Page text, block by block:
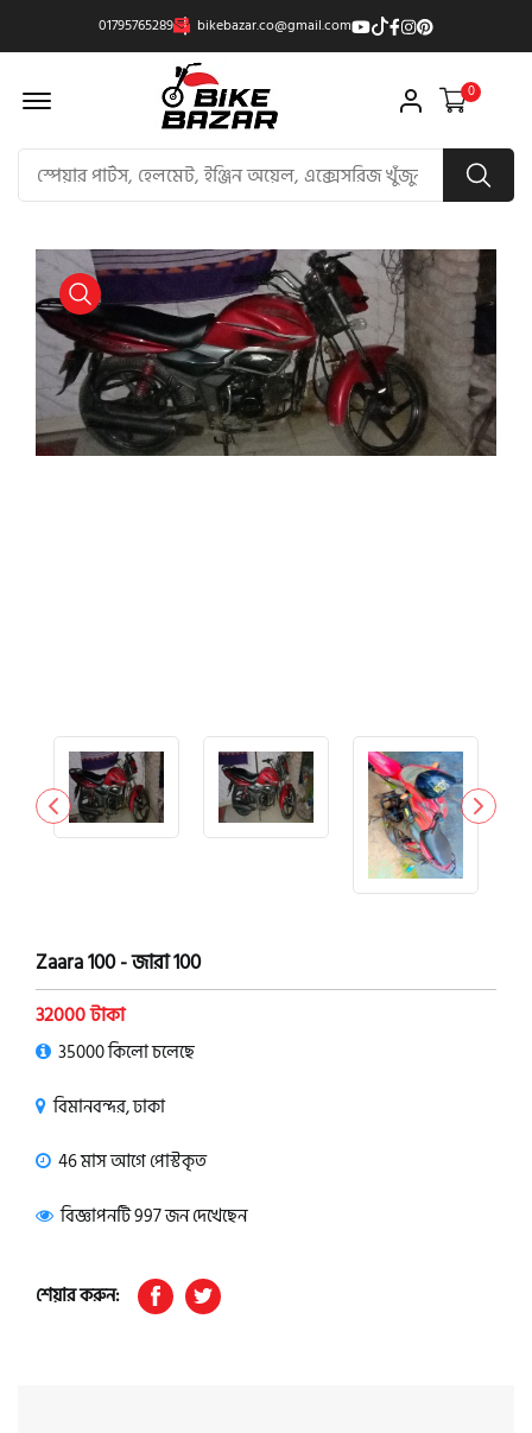
01795765289 bikebazar.co@gmail.com
Offcanvas Menu Open 0
product view
Zaara 100 - জারা 100
32000 টাকা
35000 কিলো চলেছে
বিমানবন্দর, ঢাকা
46 মাস আগে পোস্টকৃত
বিজ্ঞাপনটি 997 জন দেখেছেন
শেয়ার করুন: